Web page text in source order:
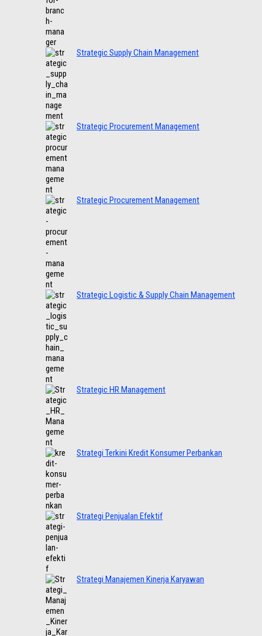
Strategic Supply Chain Management
Strategic Procurement Management
Strategic Procurement Management
Strategic Logistic & Supply Chain Management
Strategic HR Management
Strategi Terkini Kredit Konsumer Perbankan
Strategi Penjualan Efektif
Strategi Manajemen Kinerja Karyawan